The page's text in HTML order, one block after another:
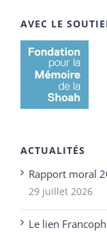
AVEC LE
ACTUALITÉS
Rapport moral
29 juillet 2026
Le lien